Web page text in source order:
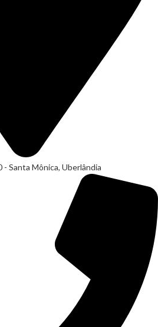
- Santa Mônica, Uberlândia